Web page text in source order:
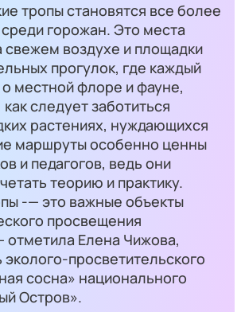
тропы становятся все более
горожан. Это места
свежем воздухе и площадки
прогулок, где каждый
местной флоре и фауне,
следует заботиться
растениях, нуждающихся
маршруты особенно ценны
и педагогов, ведь они
теорию и практику.
-— это важные объекты
просвещения
отметила Елена Чижова,
эколого-просветительского
сосна» национального
Остров».